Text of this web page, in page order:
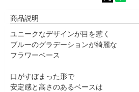
商品説明
ユニークなデザインが目を惹く
ブルーのグラデーションが綺麗な
フラワーベース
口がすぼまった形で
安定感と高さのあるベースは